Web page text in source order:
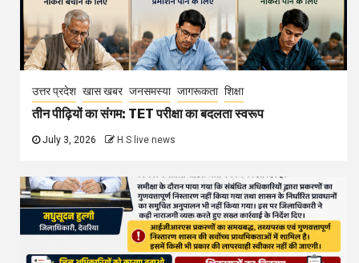
उत्तर प्रदेश खास खबर जनसमस्या जागरूकता शिक्षा
तीन पीढ़ियों का संगम: TET परीक्षा का बदलता स्वरूप
July 3, 2026 H S live news